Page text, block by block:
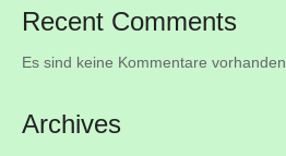
Recent Comments
Es sind keine Kommentare vorhanden.
Archives